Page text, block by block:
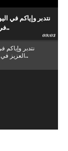
نتدبر وإياكم في
في الحلقة الأولى من أغباد مع رمضان بيجل..
09:03
نتدبر
العزيز في الحلقة الأولى من أغباد مع رمضان بيجل..